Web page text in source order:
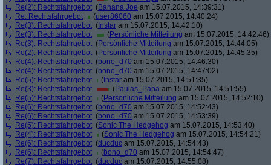
Re(2): Rechtsfahrgebot (Banana Joe am 15.07.2015, 14:39:31)
Re: Rechtsfahrgebot
(user86060 am 15.07.2015, 14:40:24)
Re(3): Rechtsfahrgebot ( Instar am 15.07.2015, 14:42:10)
Re(3): Rechtsfahrgebot
(Persönliche Mitteilung am 15.07.2015, 14:42:46)
Re(3): Rechtsfahrgebot (Persönliche Mitteilung am 15.07.2015, 14:44:05)
Re(2): Rechtsfahrgebot (Persönliche Mitteilung am 15.07.2015, 14:45:35)
Re(4): Rechtsfahrgebot (bono_d70 am 15.07.2015, 14:46:30)
Re(4): Rechtsfahrgebot (bono_d70 am 15.07.2015, 14:47:02)
Re(5): Rechtsfahrgebot
( Instar am 15.07.2015, 14:51:35)
Re(3): Rechtsfahrgebot
(Paulas_Papa am 15.07.2015, 14:51:55)
Re(5): Rechtsfahrgebot
(Persönliche Mitteilung am 15.07.2015, 14:52:10)
Re(6): Rechtsfahrgebot (bono_d70 am 15.07.2015, 14:52:43)
Re(6): Rechtsfahrgebot (bono_d70 am 15.07.2015, 14:53:39)
Re(5): Rechtsfahrgebot (Sonic The Hedgehog am 15.07.2015, 14:53:40)
Re(4): Rechtsfahrgebot
(Sonic The Hedgehog am 15.07.2015, 14:54:21)
Re(6): Rechtsfahrgebot (ducduc am 15.07.2015, 14:54:43)
Re(6): Rechtsfahrgebot
(bono_d70 am 15.07.2015, 14:54:47)
Re(7): Rechtsfahrgebot (ducduc am 15.07.2015, 14:55:08)